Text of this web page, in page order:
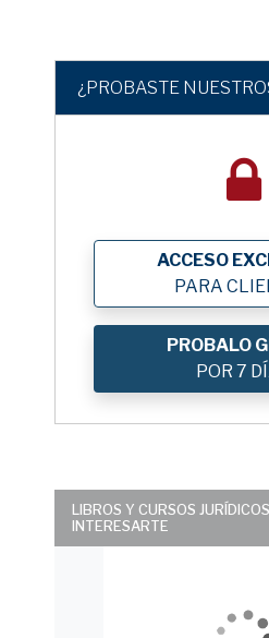
¿PROBASTE
ACCESO
PARA
PROBALO
POR 7
LIBROS Y CURSOS
INTERESARTE